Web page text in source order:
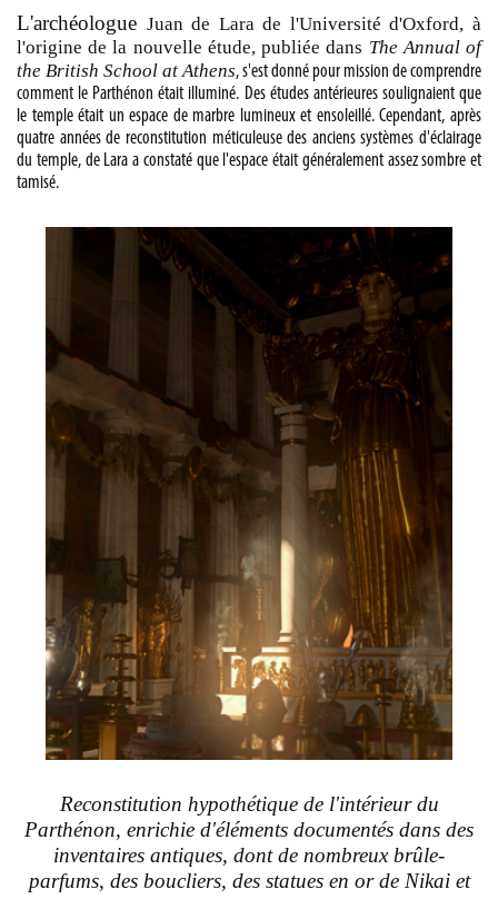
L'archéologue Juan de Larade l'Université d'Oxford, à
l'origine de la nouvelle étude, publiée dans The Annual of
the British School at Athens, s'est donné pour mission de comprendre
comment le Parthénon était illuminé. Des études antérieures soulignaient que
le temple était un espace de marbre lumineux et ensoleillé. Cependant, après
quatre années de reconstitution méticuleuse des anciens systèmes d'éclairage
du temple, de Lara a constaté que l'espace était généralement assez sombre et
tamisé.
Reconstitution hypothétique de l'intérieur du
Parthénon, enrichie d'éléments documentés dans des
inventaires antiques, dont de nombreux brûle-
parfums, des boucliers, des statues en or de Nikai et